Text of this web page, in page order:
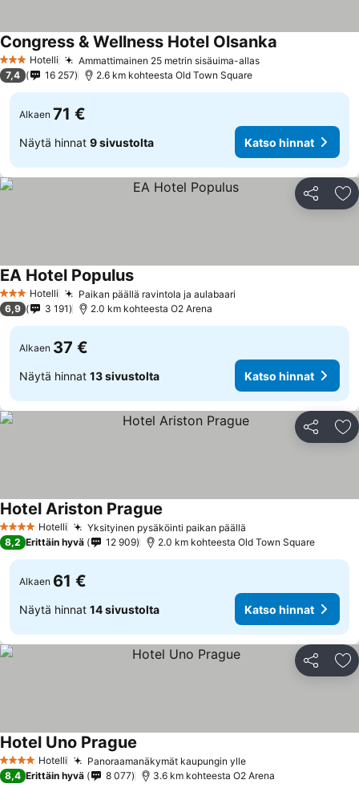
3 Tähtiluokitus
Hotelli Ammattimainen 25 metrin sisäuima-allasKatso hinnat
Congress & Wellness Hotel Olsanka
7,4 16 257 2.6 km kohteesta Old Town Square
Alkaen 71 €
Näytä hinnat 9 sivustolta Katso hinnat
Jaa
3 Tähtiluokitus
Hotelli Paikan päällä ravintola ja aulabaari
EA Hotel PopulusKatso hinnat
6,9 3 191 2.0 km kohteesta O2 Arena
Alkaen 37 €
Näytä hinnat 13 sivustolta Katso hinnat
Jaa
4 Tähtiluokitus
Hotelli Yksityinen pysäköinti paikan päällä
Hotel Ariston Prague
8,2 Erittäin hyvä 12 909 2.0 km kohteesta Old Town Square
Alkaen 61 €
Näytä hinnat 14 sivustolta Katso hinnat
Jaa
4 Tähtiluokitus
Hotelli Panoraamanäkymät kaupungin ylleKatso hinnat
Hotel Uno Prague
8,4 Erittäin hyvä 8 077 3.6 km kohteesta O2 Arena